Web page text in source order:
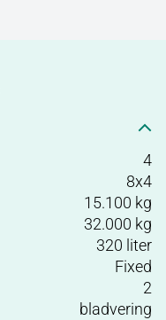
4
8x4
15.100 kg
32.000 kg
320 liter
Fixed
2
bladvering